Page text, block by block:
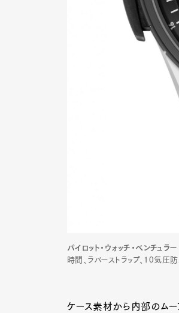
パイロット・ウォッチ・ベンチュラ
時間、ラバーストラップ、10気
ケース素材から内部のムー